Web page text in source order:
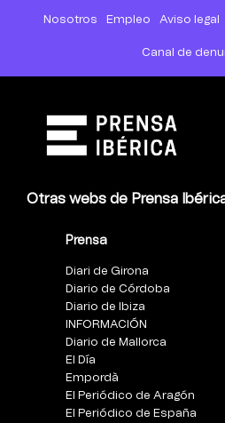
Nosotros Empleo Aviso legal
Canal de
Otras webs de Prensa
Prensa
Diari de Girona
Diario de Córdoba
Diario de Ibiza
INFORMACIÓN
Diario de Mallorca
El Día
Empordà
El Periódico de Aragón
El Periódico de España